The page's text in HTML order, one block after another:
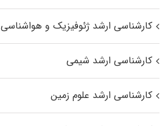
کارشناسی ارشد ژئوفیزیک و هواشناسی
کارشناسی ارشد شیمی
کارشناسی ارشد علوم زمین